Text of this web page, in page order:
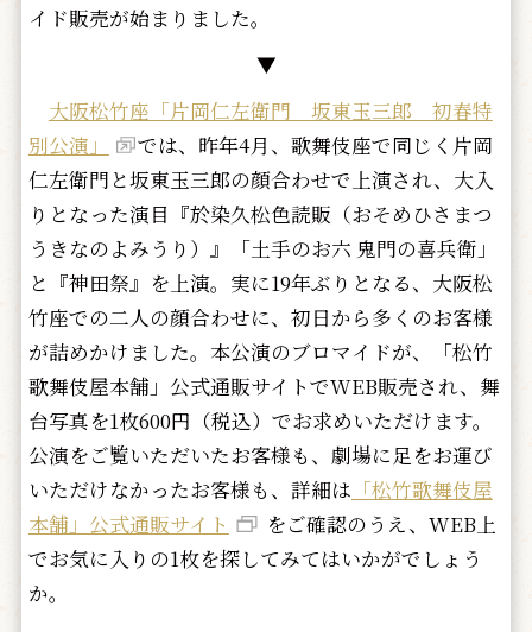
イド販売が始まりました。
▼
大阪松竹座「片岡仁左衛門 坂東玉三郎 初春特
別公演」
では、昨年4月、歌舞伎座で同じく片岡
仁左衛門と坂東玉三郎の顔合わせで上演され、大入
りとなった演目『於染久松色読販（おそめひさまつ
うきなのよみうり）』「土手のお六 鬼門の喜兵衛」
と『神田祭』を上演。実に19年ぶりとなる、大阪松
竹座での二人の顔合わせに、初日から多くのお客様
が詰めかけました。本公演のブロマイドが、「松竹
歌舞伎屋本舗」公式通販サイトでWEB販売され、舞
台写真を1枚600円（税込）でお求めいただけます。
公演をご覧いただいたお客様も、劇場に足をお運び
いただけなかったお客様も、詳細は 「松竹歌舞伎屋
本舗」公式通販サイト
をご確認のうえ、WEB上
でお気に入りの1枚を探してみてはいかがでしょう
か。